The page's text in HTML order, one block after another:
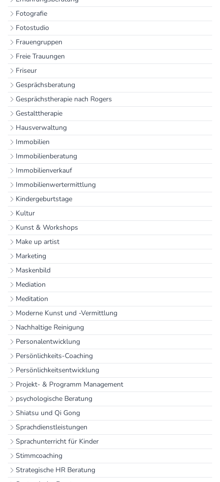
Fotografie
Fotostudio
Frauengruppen
Freie Trauungen
Friseur
Gesprächsberatung
Gesprächstherapie nach Rogers
Gestalttherapie
Hausverwaltung
Immobilien
Immobilienberatung
Immobilienverkauf
Immobilienwertermittlung
Kindergeburtstage
Kultur
Kunst & Workshops
Make up artist
Marketing
Maskenbild
Mediation
Meditation
Moderne Kunst und -Vermittlung
Nachhaltige Reinigung
Personalentwicklung
Persönlichkeits-Coaching
Persönlichkeitsentwicklung
Projekt- & Programm Management
psychologische Beratung
Shiatsu und Qi Gong
Sprachdienstleistungen
Sprachunterricht für Kinder
Stimmcoaching
Strategische HR Beratung